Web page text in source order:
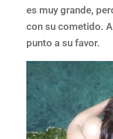
es muy grande,
con su cometido.
punto a su favor.